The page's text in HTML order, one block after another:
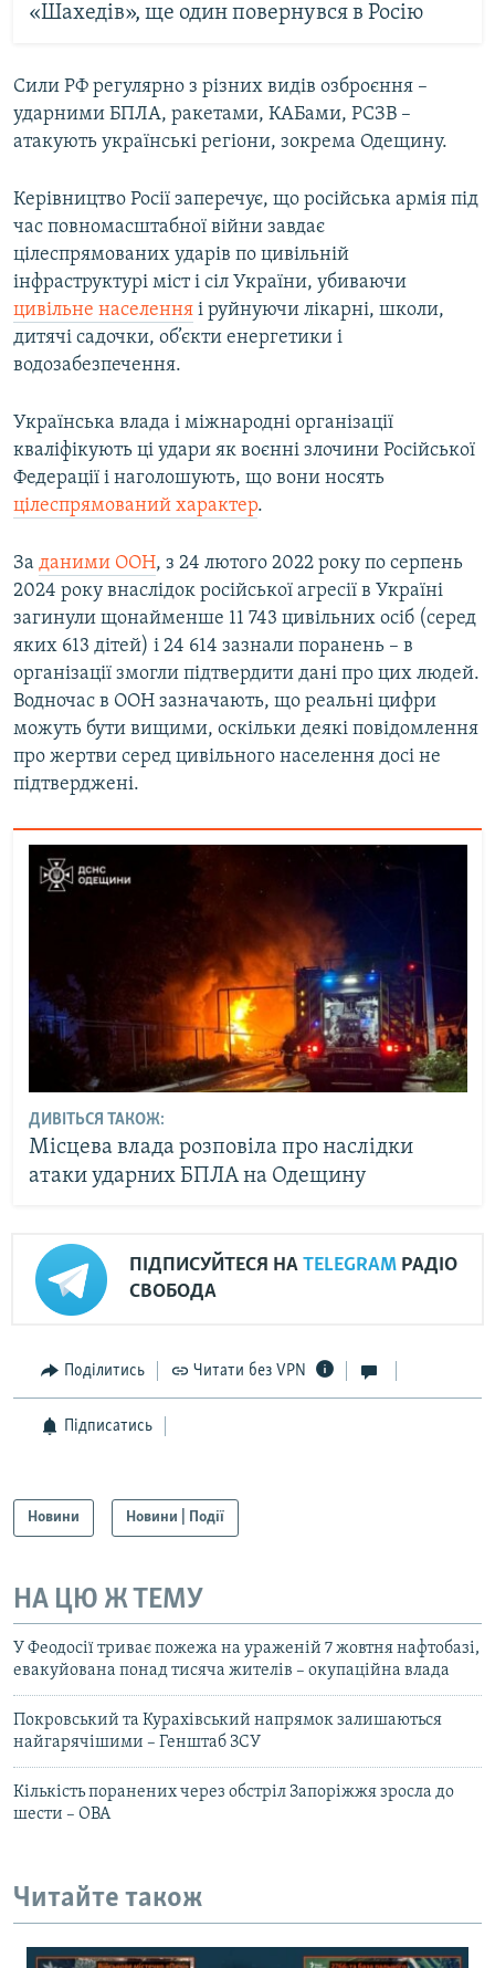
«Шахедів», ще один повернувся в Росію
Сили РФ регулярно з різних видів озброєння –
ударними БПЛА, ракетами, КАБами, РСЗВ –
атакують українські регіони, зокрема Одещину.
Керівництво Росії заперечує, що російська армія під
час повномасштабної війни завдає
цілеспрямованих ударів по цивільній
інфраструктурі міст і сіл України, убиваючи
цивільне населення і руйнуючи лікарні, школи,
дитячі садочки, об’єкти енергетики і
водозабезпечення.
Українська влада і міжнародні організації
кваліфікують ці удари як воєнні злочини Російської
Федерації і наголошують, що вони носять
цілеспрямований характер.
За даними ООН, з 24 лютого 2022 року по серпень
2024 року внаслідок російської агресії в Україні
загинули щонайменше 11 743 цивільних осіб (серед
яких 613 дітей) і 24 614 зазнали поранень – в
організації змогли підтвердити дані про цих людей.
Водночас в ООН зазначають, що реальні цифри
можуть бути вищими, оскільки деякі повідомлення
про жертви серед цивільного населення досі не
підтверджені.
ДИВІТЬСЯ ТАКОЖ:
Місцева влада розповіла про наслідки
атаки ударних БПЛА на Одещину
ПІДПИСУЙТЕСЯ НА TELEGRAM РАДІО
СВОБОДА
Поділитись Читати без VPN
Підписатись
Новини Новини | Події
НА ЦЮ Ж ТЕМУ
У Феодосії триває пожежа на ураженій 7 жовтня нафтобазі,
евакуйована понад тисяча жителів – окупаційна влада
Покровський та Курахівський напрямок залишаються
найгарячішими – Генштаб ЗСУ
Кількість поранених через обстріл Запоріжжя зросла до
шести – ОВА
Читайте також